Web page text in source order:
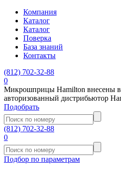
Компания
Каталог
Каталог
Поверка
База знаний
Контакты
(812) 702-32-88
0
Микрошприцы Hamilton внесены в
авторизованный дистрибьютор
Подобрать
(812) 702-32-88
0
Подбор по параметрам